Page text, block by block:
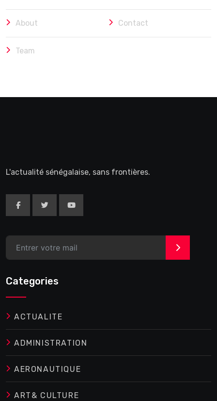
About Contact
Team
L'actualité sénégalaise, sans frontières.
>
Categories
ACTUALITE
ADMINISTRATION
AERONAUTIQUE
ART& CULTURE